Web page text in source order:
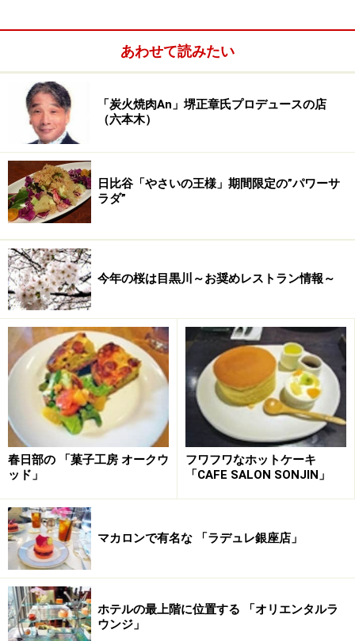
あわせて読みたい
「炭火焼肉An」堺正章氏プロデュースの店
（六本木）
日比谷「やさいの王様」期間限定の”パワーサ
ラダ”
今年の桜は目黒川～お奨めレストラン情報～
春日部の 「菓子工房 オークウ
ッド」
フワフワなホットケーキ
「CAFE SALON SONJIN」
マカロンで有名な 「ラデュレ銀座店」
ホテルの最上階に位置する 「オリエンタルラ
ウンジ」